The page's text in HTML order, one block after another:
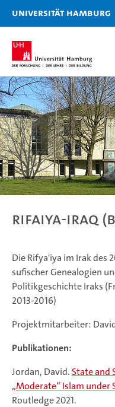
Universität Hamburg
Rifaiya-Iraq
Die Rifya'iya im Irak des
sufischer Genealogien
Politikgeschichte Iraks
2013-2016)
Projektmitarbeiter:
Publikationen:
Jordan, David.State and
„Moderate“ Islam under
Routledge 2021.